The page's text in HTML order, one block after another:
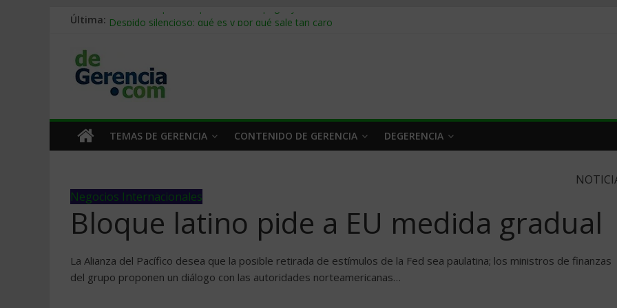
Última: Stablecoins para empresas: cómo pagar y cobrar en 2026
Trabajo forzoso en la cadena de suministro: qué hacer
Mercado hispano de EE. UU.: cómo segmentarlo y venderle
TEMAS DE GERENCIA CONTENIDO DE GERENCIA DEGERENCIA
Negocios Internacionales
Bloque latino pide a EU medida gradual
La Alianza del Pacífico desea que la posible retirada de estímulos de la Fed sea paulatina; los ministros de finanzas
del grupo proponen un diálogo con las autoridades norteamericanas…